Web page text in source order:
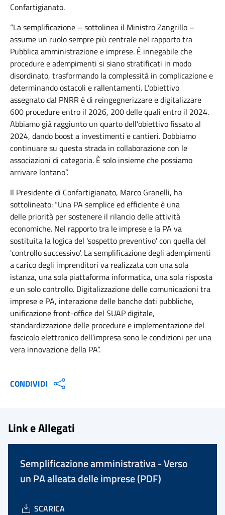
Confartigianato.
“La semplificazione – sottolinea il Ministro Zangrillo –
assume un ruolo sempre più centrale nel rapporto tra
Pubblica amministrazione e imprese. È innegabile che
procedure e adempimenti si siano stratificati in modo
disordinato, trasformando la complessità in complicazione e
determinando ostacoli e rallentamenti. L’obiettivo
assegnato dal PNRR è di reingegnerizzare e digitalizzare
600 procedure entro il 2026, 200 delle quali entro il 2024.
Abbiamo già raggiunto un quarto dell’obiettivo fissato al
2024, dando boost a investimenti e cantieri. Dobbiamo
continuare su questa strada in collaborazione con le
associazioni di categoria. È solo insieme che possiamo
arrivare lontano”.
Il Presidente di Confartigianato, Marco Granelli, ha
sottolineato: “Una PA semplice ed efficiente è una
delle priorità per sostenere il rilancio delle attività
economiche. Nel rapporto tra le imprese e la PA va
sostituita la logica del 'sospetto preventivo' con quella del
'controllo successivo'. La semplificazione degli adempimenti
a carico degli imprenditori va realizzata con una sola
istanza, una sola piattaforma informatica, una sola risposta
e un solo controllo. Digitalizzazione delle comunicazioni tra
imprese e PA, interazione delle banche dati pubbliche,
unificazione front-office del SUAP digitale,
standardizzazione delle procedure e implementazione del
fascicolo elettronico dell’impresa sono le condizioni per una
vera innovazione della PA”.
CONDIVIDI
Link e Allegati
Semplificazione amministrativa - Verso
un PA alleata delle imprese (PDF)
SCARICA